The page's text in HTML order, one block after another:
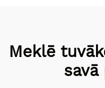
Meklē
savā